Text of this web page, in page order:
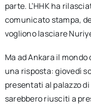
parte. L’HHK ha
comunicato stampa,
vogliono lasciare
Ma ad Ankara il
una risposta: giovedì
presentati al palazzo
sarebbero riusciti a